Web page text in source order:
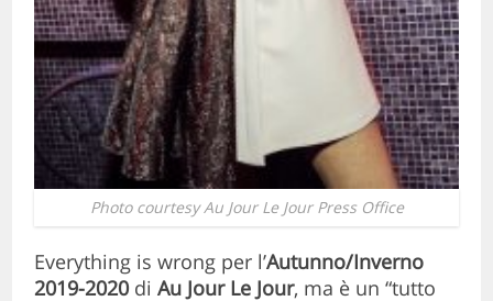
Photo courtesy Au Jour Le Jour Press Office
Everything is wrong per l’Autunno/Inverno
2019-2020 diAu Jour Le Jour, ma è un “tutto